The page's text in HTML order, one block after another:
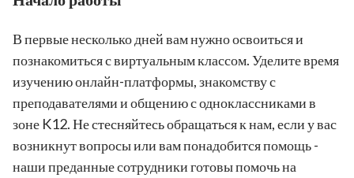
В первые несколько дней вам нужно освоиться и
познакомиться с виртуальным классом. Уделите время
изучению онлайн-платформы, знакомству с
преподавателями и общению с одноклассниками в
зоне K12. Не стесняйтесь обращаться к нам, если у вас
возникнут вопросы или вам понадобится помощь -
наши преданные сотрудники готовы помочь на